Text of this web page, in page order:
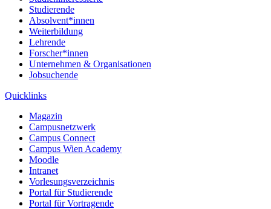
Studierende
Absolvent*innen
Weiterbildung
Lehrende
Forscher*innen
Unternehmen & Organisationen
Jobsuchende
Quicklinks
Magazin
Campusnetzwerk
Campus Connect
Campus Wien Academy
Moodle
Intranet
Vorlesungsverzeichnis
Portal für Studierende
Portal für Vortragende